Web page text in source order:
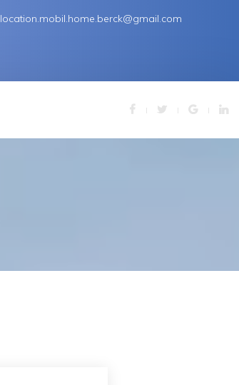
location.mobil.home.berck@gmail.com